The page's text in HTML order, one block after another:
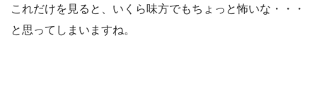
これだけを見ると、いくら味方でもちょっと怖いな・・・
と思ってしまいますね。